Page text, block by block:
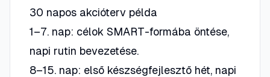
30 napos akcióterv példa
1–7. nap: célok SMART-formába öntése,
napi rutin bevezetése.
8–15. nap: első készségfejlesztő hét, napi